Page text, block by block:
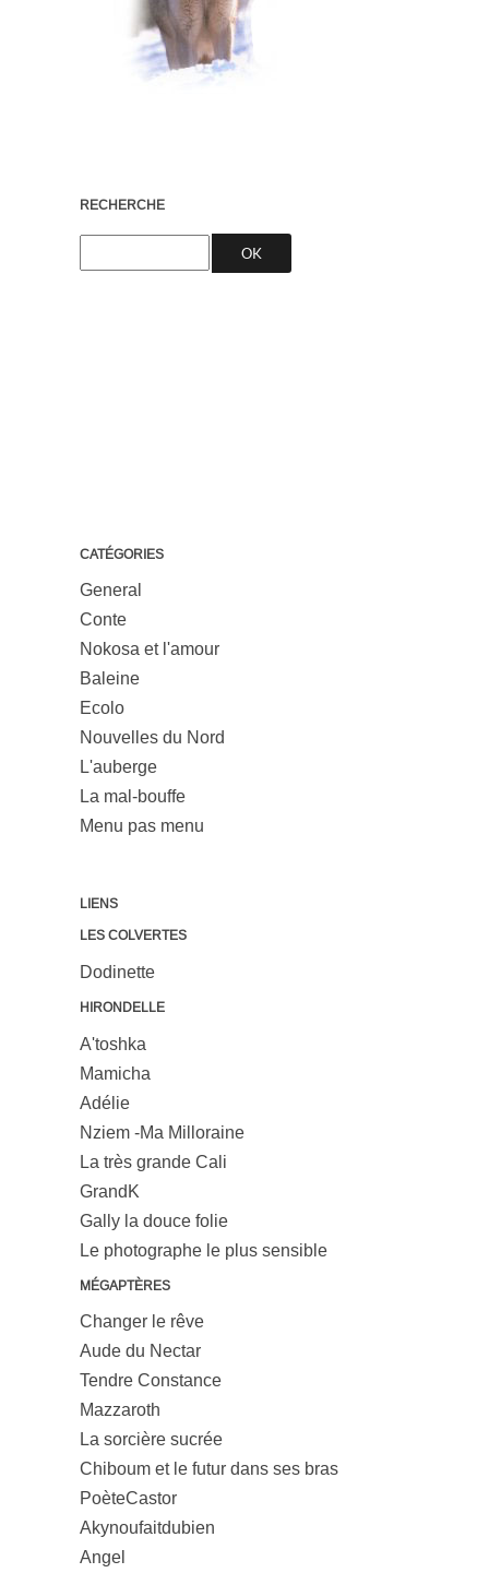
RECHERCHE
CATÉGORIES
General
Conte
Nokosa et l'amour
Baleine
Ecolo
Nouvelles du Nord
L'auberge
La mal-bouffe
Menu pas menu
LIENS
LES COLVERTES
Dodinette
HIRONDELLE
A'toshka
Mamicha
Adélie
Nziem -Ma Milloraine
La très grande Cali
GrandK
Gally la douce folie
Le photographe le plus sensible
MÉGAPTÈRES
Changer le rêve
Aude du Nectar
Tendre Constance
Mazzaroth
La sorcière sucrée
Chiboum et le futur dans ses bras
PoèteCastor
Akynoufaitdubien
Angel